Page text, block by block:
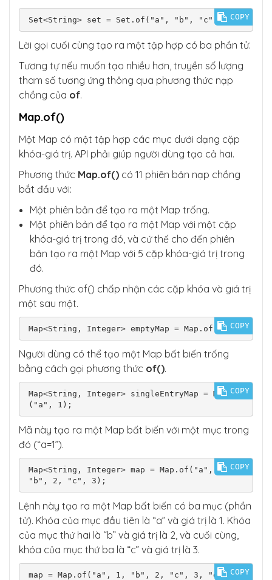
Set<String> set = Set.of("a", "b", "c"); COPY
Lời gọi cuối cùng tạo ra một tập hợp có ba phần tử.
Tương tự nếu muốn tạo nhiều hơn, truyền số lượng
tham số tương ứng thông qua phương thức nạp
chồng của of.
Map.of()
Một Map có một tập hợp các mục dưới dạng cặp
khóa-giá trị. API phải giúp người dùng tạo cả hai.
Phương thức Map.of() có 11 phiên bản nạp chồng
bắt đầu với:
Một phiên bản để tạo ra một Map trống.
Một phiên bản để tạo ra một Map với một cặp
khóa-giá trị trong đó, và cứ thế cho đến phiên
bản tạo ra một Map với 5 cặp khóa-giá trị trong
đó.
Phương thức of() chấp nhận các cặp khóa và giá trị
một sau một.
Map<String, Integer> emptyMap = Map.of(); COPY
Người dùng có thể tạo một Map bất biến trống
bằng cách gọi phương thức of().
Map<String, Integer> singleEntryMap = Map.of
("a", 1);
COPY
Mã này tạo ra một Map bất biến với một mục trong
đó (“a=1”).
Map<String, Integer> map = Map.of("a", 1,
"b", 2, "c", 3);
COPY
Lệnh này tạo ra một Map bất biến có ba mục (phần
tử). Khóa của mục đầu tiên là “a” và giá trị là 1. Khóa
của mục thứ hai là “b” và giá trị là 2, và cuối cùng,
khóa của mục thứ ba là “c” và giá trị là 3.
map = Map.of("a", 1, "b", 2, "c", 3, "d", 4,
COPY